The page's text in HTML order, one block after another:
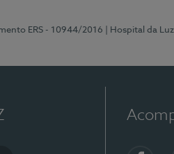
ERS - 10944/2016 | Hospital da